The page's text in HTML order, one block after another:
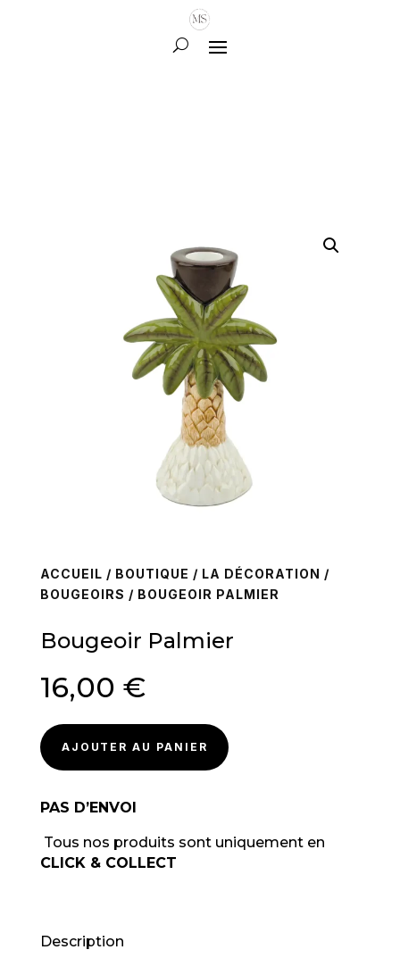
ACCUEIL / BOUTIQUE / LA DÉCORATION /
BOUGEOIRS / BOUGEOIR PALMIER
Bougeoir Palmier
16,00 €
AJOUTER AU PANIER
PAS D’ENVOI
Tous nos produits sont uniquement en
CLICK & COLLECT
Description